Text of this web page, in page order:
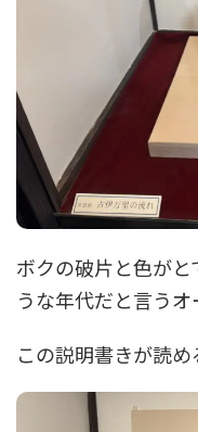
ボクの破片と色が
うな年代だと言うオ
この説明書きが読め